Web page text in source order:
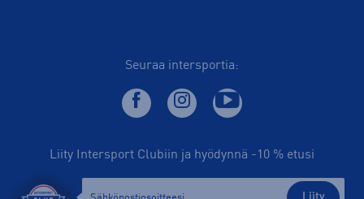
Seuraa intersportia:
Liity Intersport Clubiin ja hyödynnä -10 % etusi
Liity